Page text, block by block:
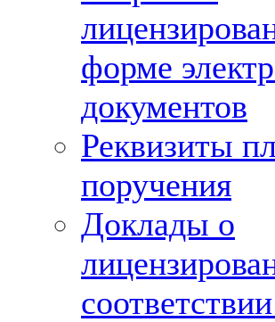
форме
документов
Реквизиты
поручения
Доклады о